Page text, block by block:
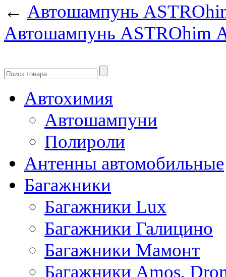
← Автошампунь
Автошампунь ASTROhim
Автохимия
Автошампуни
Полироли
Антенны автомобильные
Багажники
Багажники Lux
Багажники Галицино
Багажники Мамонт
Багажники Amos,